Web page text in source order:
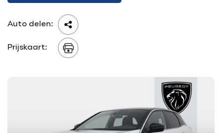
Diensten
Aanvraag terugroepactie
Auto delen:
Prijskaart: